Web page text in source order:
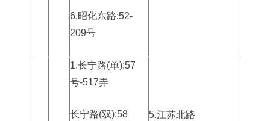
6.昭化东路:52-
209号
1.长宁路(单):57
号-517弄
长宁路(双):58
5.江苏北路